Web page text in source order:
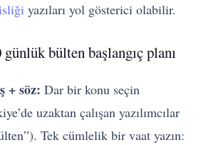
yazıları yol gösterici olabilir.
bülten başlangıç planı
+ söz: Dar bir konu seçin
uzaktan çalışan yazılımcılar
Tek cümlelik bir vaat yazın: